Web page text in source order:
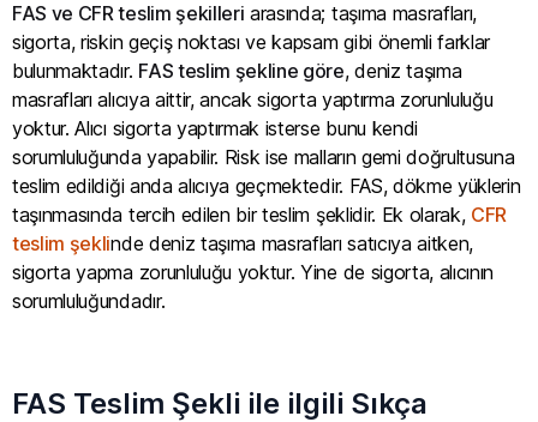
FAS ve CFR teslim şekilleri arasında; taşıma masrafları,
sigorta, riskin geçiş noktası ve kapsam gibi önemli farklar
bulunmaktadır. FAS teslim şekline göre, deniz taşıma
masrafları alıcıya aittir, ancak sigorta yaptırma zorunluluğu
yoktur. Alıcı sigorta yaptırmak isterse bunu kendi
sorumluluğunda yapabilir. Risk ise malların gemi doğrultusuna
teslim edildiği anda alıcıya geçmektedir. FAS, dökme yüklerin
taşınmasında tercih edilen bir teslim şeklidir. Ek olarak, CFR
teslim şeklinde deniz taşıma masrafları satıcıya aitken,
sigorta yapma zorunluluğu yoktur. Yine de sigorta, alıcının
sorumluluğundadır.
FAS Teslim Şekli ile ilgili Sıkça